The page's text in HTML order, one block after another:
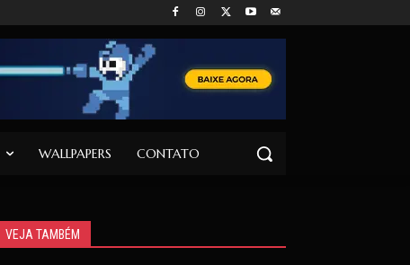
WALLPAPERS CONTATO
VEJA TAMBÉM